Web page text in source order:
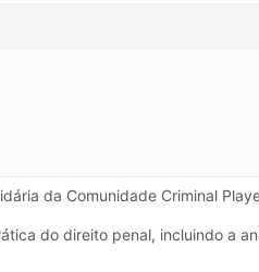
da Comunidade Criminal
do direito penal, incluindo a